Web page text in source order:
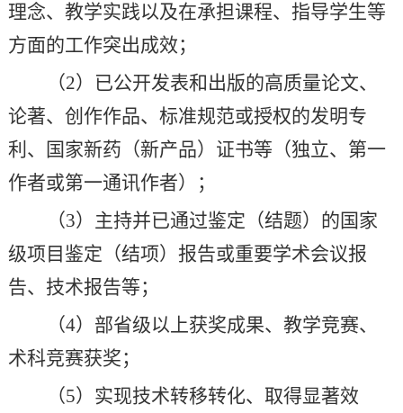
理念、教学实践以及在承担课程、指导学生等
方面的工作突出成效；
（2）已公开发表和出版的高质量论文、
论著、创作作品、标准规范或授权的发明专
利、国家新药（新产品）证书等（独立、第一
作者或第一通讯作者）；
（3）主持并已通过鉴定（结题）的国家
级项目鉴定（结项）报告或重要学术会议报
告、技术报告等；
（4）部省级以上获奖成果、教学竞赛、
术科竞赛获奖；
（5）实现技术转移转化、取得显著效